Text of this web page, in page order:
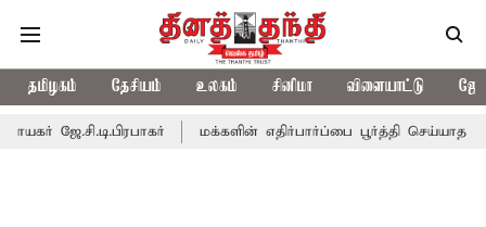
தமிழகம் தேசியம் உலகம் சினிமா விளையாட்டு
மக்களின் எதிர்பார்ப்பை பூர்த்தி செய்யாத பட்ஜெட்;